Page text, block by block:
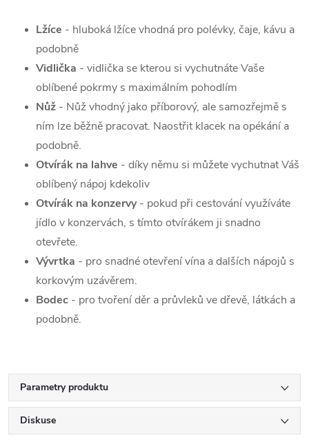
Lžíce - hluboká lžíce vhodná pro polévky, čaje, kávu a
podobně
Vidlička - vidlička se kterou si vychutnáte Vaše
oblíbené pokrmy s maximálním pohodlím
Nůž - Nůž vhodný jako příborový, ale samozřejmě s
ním lze běžně pracovat. Naostřit klacek na opékání a
podobně.
Otvírák na lahve - díky němu si můžete vychutnat Váš
oblíbený nápoj kdekoliv
Otvírák na konzervy- pokud při cestování využíváte
jídlo v konzervách, s tímto otvírákem ji snadno
otevřete.
Vývrtka - pro snadné otevření vína a dalších nápojů s
korkovým uzávěrem.
Bodec - pro tvoření děr a průvleků ve dřevě, látkách a
podobně.
Parametry produktu
Diskuse